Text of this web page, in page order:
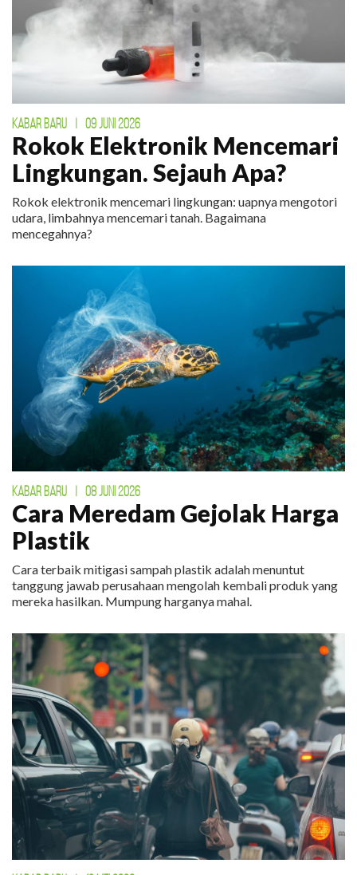
KABAR BARU 09 JUNI 2026
Rokok Elektronik Mencemari
Lingkungan. Sejauh Apa?
Rokok elektronik mencemari lingkungan: uapnya mengotori
udara, limbahnya mencemari tanah. Bagaimana
mencegahnya?
KABAR BARU | 08 JUNI 2026
Cara Meredam Gejolak Harga
Plastik
Cara terbaik mitigasi sampah plastik adalah menuntut
tanggung jawab perusahaan mengolah kembali produk yang
mereka hasilkan. Mumpung harganya mahal.